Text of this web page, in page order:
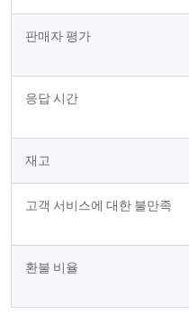
판매자 평가
응답 시간
재고
고객 서비스에 대한 불만족
환불 비율